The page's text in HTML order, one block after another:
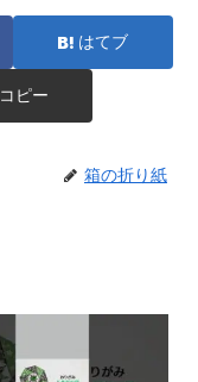
はてブ
コピー
箱の折り紙